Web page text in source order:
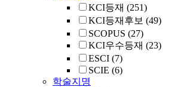
KCI등재 (251)
KCI등재후보 (49)
SCOPUS (27)
KCI우수등재 (23)
ESCI (7)
SCIE (6)
학술지명